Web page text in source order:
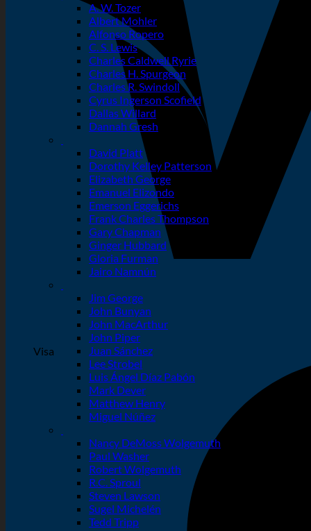
Visa
A. W. Tozer
Albert Mohler
Alfonso Ropero
C. S. Lewis
Charles Caldwell Ryrie
Charles H. Spurgeon
Charles R. Swindoll
Cyrus Ingerson Scofield
Dallas Willard
Dannah Gresh
David Platt
Dorothy Kelley Patterson
Elizabeth George
Emanuel Elizondo
Emerson Eggerichs
Frank Charles Thompson
Gary Chapman
Ginger Hubbard
Gloria Furman
Jairo Namnún
Jim George
John Bunyan
John MacArthur
John Piper
Juan Sánchez
Lee Strobel
Luis Ángel Díaz Pabón
Mark Dever
Matthew Henry
Miguel Núñez
Nancy DeMoss Wolgemuth
Paul Washer
Robert Wolgemuth
R.C. Sproul
Steven Lawson
Sugel Michelén
Tedd Tripp